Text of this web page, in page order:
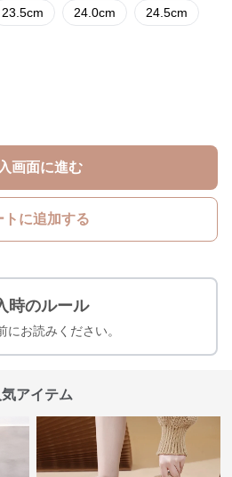
23.5cm 24.0cm 24.5cm
画面に進む
トに追加する
時のルール
にお読みください。
アイテム